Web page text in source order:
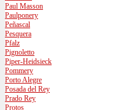
Paul Masson
Paulponery
Peñascal
Pesquera
Pfalz
Pignoletto
Piper-Heidsieck
Pommery
Porto Alegre
Posada del Rey
Prado Rey
Protos